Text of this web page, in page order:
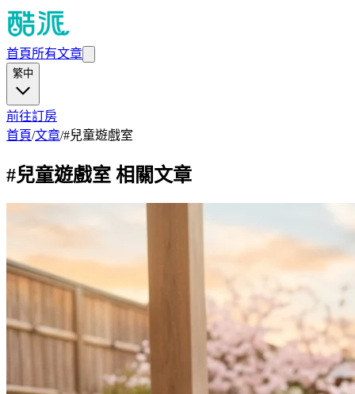
首頁所有文章
繁中
前往訂房
首頁/文章/#兒童遊戲室
#兒童遊戲室 相關文章